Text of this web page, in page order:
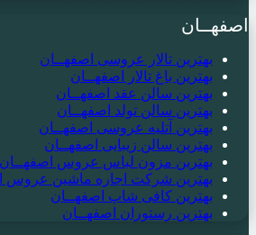
اصفهــان
بهترین تالار عروسی اصفهــان
بهترین باغ تالار اصفهــان
بهترین سالن عقد اصفهــان
بهترین سالن تولد اصفهــان
بهترین آتلیه عروسی اصفهــان
بهترین سالن زیبایی اصفهــان
بهترین مزون لباس عروس اصفهــان
بهترین شرکت اجاره ماشین عروس
بهترین کافی شاپ اصفهــان
بهترین رستوران اصفهــان